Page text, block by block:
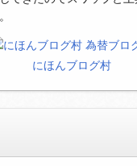
にほんブログ村